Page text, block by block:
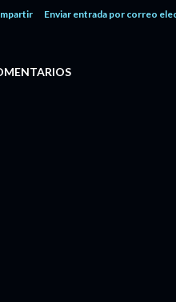
Enviar entrada por correo